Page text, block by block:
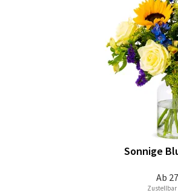
Ab
Sonnige
Zustellbar